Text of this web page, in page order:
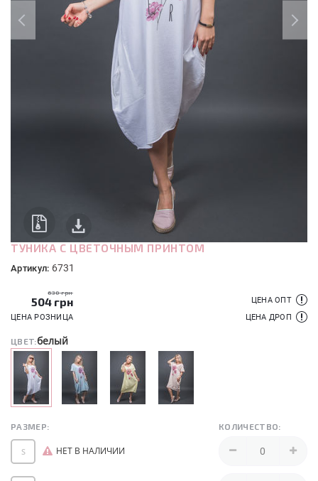
ТУНИКА С ЦВЕТОЧНЫМ ПРИНТОМ
Артикул: 6731
630 грн
504 грн
ЦЕНА РОЗНИЦА
ЦЕНА ОПТ
ЦЕНА ДРОП
ЦВЕТ:белый
РАЗМЕР: КОЛИЧЕСТВО:
S НЕТ В НАЛИЧИИ